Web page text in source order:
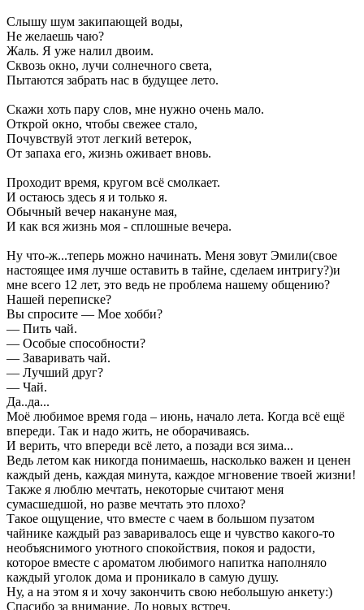
Слышу шум закипающей воды,
Не желаешь чаю?
Жаль. Я уже налил двоим.
Сквозь окно, лучи солнечного света,
Пытаются забрать нас в будущее лето.
Скажи хоть пару слов, мне нужно очень мало.
Открой окно, чтобы свежее стало,
Почувствуй этот легкий ветерок,
От запаха его, жизнь оживает вновь.
Проходит время, кругом всё смолкает.
И остаюсь здесь я и только я.
Обычный вечер накануне мая,
И как вся жизнь моя - сплошные вечера.
Ну что-ж...теперь можно начинать. Меня зовут Эмили(свое
настоящее имя лучше оставить в тайне, сделаем интригу?)и
мне всего 12 лет, это ведь не проблема нашему общению?
Нашей переписке?
Вы спросите — Мое хобби?
— Пить чай.
— Особые способности?
— Заваривать чай.
— Лучший друг?
— Чай.
Да..да...
Моё любимое время года – июнь, начало лета. Когда всё ещё
впереди. Так и надо жить, не оборачиваясь.
И верить, что впереди всё лето, а позади вся зима...
Ведь летом как никогда понимаешь, насколько важен и ценен
каждый день, каждая минута, каждое мгновение твоей жизни!
Также я люблю мечтать, некоторые считают меня
сумасшедшой, но разве мечтать это плохо?
Такое ощущение, что вместе с чаем в большом пузатом
чайнике каждый раз заваривалось еще и чувство какого-то
необъяснимого уютного спокойствия, покоя и радости,
которое вместе с ароматом любимого напитка наполняло
каждый уголок дома и проникало в самую душу.
Ну, а на этом я и хочу закончить свою небольшую анкету:)
Спасибо за внимание. До новых встреч.